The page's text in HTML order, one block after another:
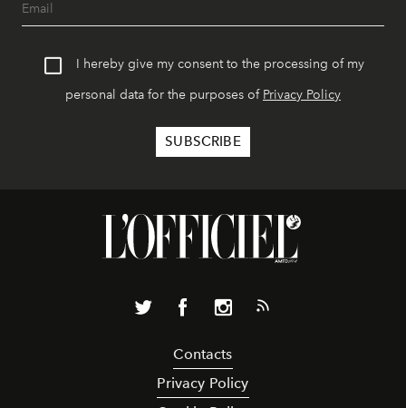
I hereby give my consent to the processing of my
personal data for the purposes of Privacy Policy
Contacts
Privacy Policy